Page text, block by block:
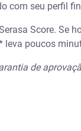
com seu perfil
Score. Se
leva poucos
de